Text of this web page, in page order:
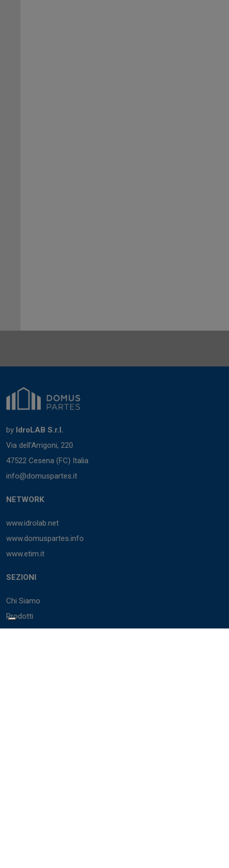
by IdroLAB S.r.l.
Via dell'Arrigoni, 220
47522 Cesena (FC) Italia
info@domuspartes.it
NETWORK
www.idrolab.net
www.domuspartes.info
www.etim.it
SEZIONI
Chi Siamo
Prodotti
Marchi